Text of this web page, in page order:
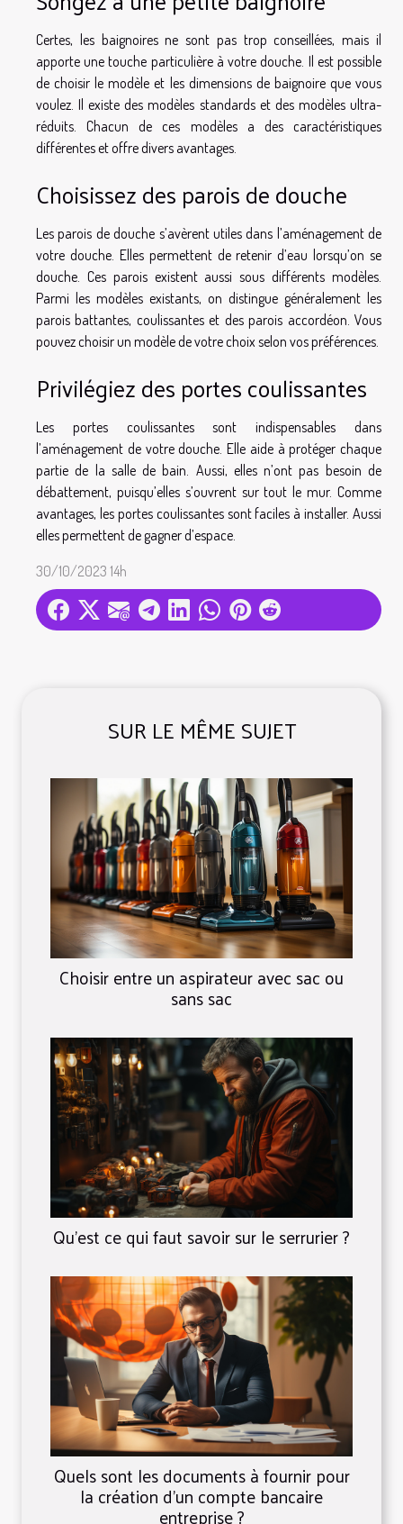
SUR LE MÊME SUJET
Choisir entre un aspirateur avec sac ou
sans sac
Qu’est ce qui faut savoir sur le serrurier ?
Quels sont les documents à fournir pour
la création d’un compte bancaire
entreprise ?
Certes, les baignoires ne sont pas trop conseillées, mais il
apporte une touche particulière à votre douche. Il est possible
de choisir le modèle et les dimensions de baignoire que vous
voulez. Il existe des modèles standards et des modèles ultra-
réduits. Chacun de ces modèles a des caractéristiques
différentes et offre divers avantages.
Choisissez des parois de douche
Les parois de douche s’avèrent utiles dans l’aménagement de
votre douche. Elles permettent de retenir d’eau lorsqu’on se
douche. Ces parois existent aussi sous différents modèles.
Parmi les modèles existants, on distingue généralement les
parois battantes, coulissantes et des parois accordéon. Vous
pouvez choisir un modèle de votre choix selon vos préférences.
Privilégiez des portes coulissantes
Les portes coulissantes sont indispensables dans
l’aménagement de votre douche. Elle aide à protéger chaque
partie de la salle de bain. Aussi, elles n’ont pas besoin de
débattement, puisqu’elles s’ouvrent sur tout le mur. Comme
avantages, les portes coulissantes sont faciles à installer. Aussi
elles permettent de gagner d’espace.
30/10/2023 14h